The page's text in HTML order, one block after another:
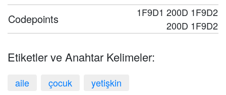
Codepoints
1F9D1 200D 1F9D2
200D 1F9D2
Etiketler ve Anahtar Kelimeler:
aile çocuk yetişkin